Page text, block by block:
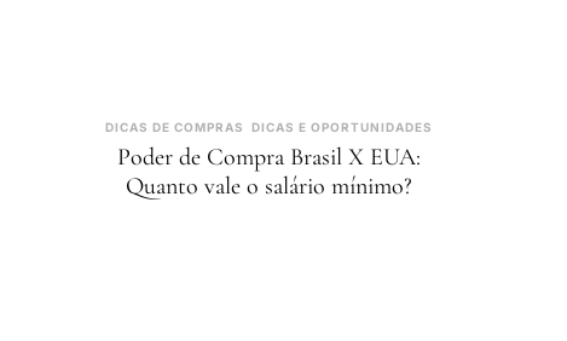
DICAS DE COMPRAS DICAS E OPORTUNIDADES
Poder de Compra Brasil X EUA:
Quanto vale o salário mínimo?